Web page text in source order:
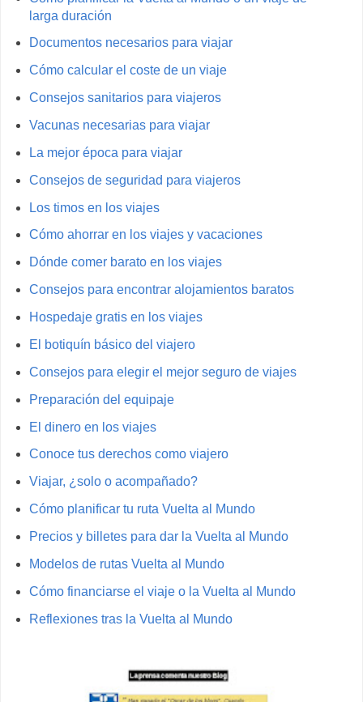
larga duración
Documentos necesarios para viajar
Cómo calcular el coste de un viaje
Consejos sanitarios para viajeros
Vacunas necesarias para viajar
La mejor época para viajar
Consejos de seguridad para viajeros
Los timos en los viajes
Cómo ahorrar en los viajes y vacaciones
Dónde comer barato en los viajes
Consejos para encontrar alojamientos baratos
Hospedaje gratis en los viajes
El botiquín básico del viajero
Consejos para elegir el mejor seguro de viajes
Preparación del equipaje
El dinero en los viajes
Conoce tus derechos como viajero
Viajar, ¿solo o acompañado?
Cómo planificar tu ruta Vuelta al Mundo
Precios y billetes para dar la Vuelta al Mundo
Modelos de rutas Vuelta al Mundo
Cómo financiarse el viaje o la Vuelta al Mundo
Reflexiones tras la Vuelta al Mundo